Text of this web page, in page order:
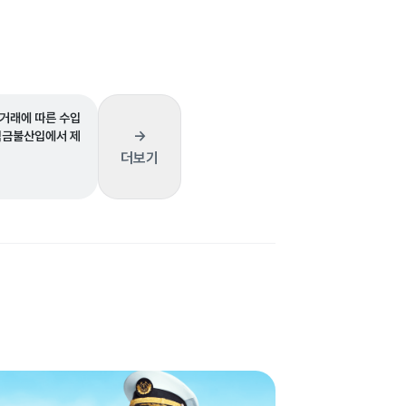
래에 따른 수입
불산입에서 제
→
더보기